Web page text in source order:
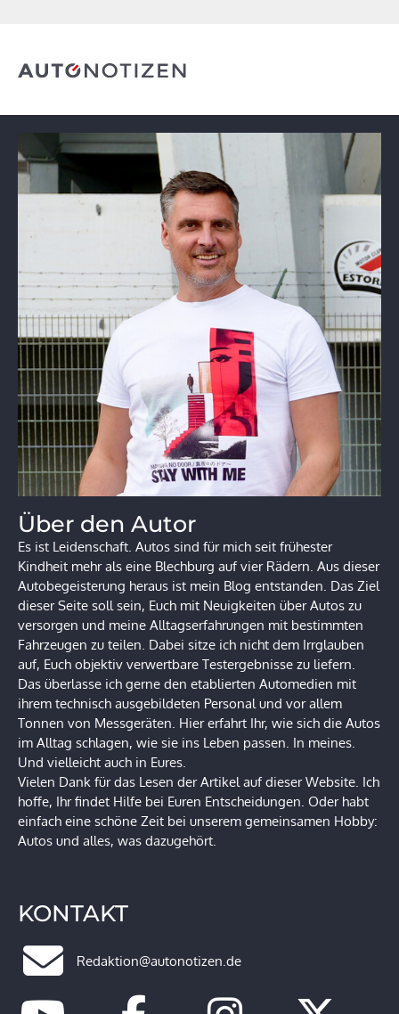
Über den Autor
Es ist Leidenschaft. Autos sind für mich seit frühester
Kindheit mehr als eine Blechburg auf vier Rädern. Aus dieser
Autobegeisterung heraus ist mein Blog entstanden. Das Ziel
dieser Seite soll sein, Euch mit Neuigkeiten über Autos zu
versorgen und meine Alltagserfahrungen mit bestimmten
Fahrzeugen zu teilen. Dabei sitze ich nicht dem Irrglauben
auf, Euch objektiv verwertbare Testergebnisse zu liefern.
Das überlasse ich gerne den etablierten Automedien mit
ihrem technisch ausgebildeten Personal und vor allem
Tonnen von Messgeräten. Hier erfahrt Ihr, wie sich die Autos
im Alltag schlagen, wie sie ins Leben passen. In meines.
Und vielleicht auch in Eures.
Vielen Dank für das Lesen der Artikel auf dieser Website. Ich
hoffe, Ihr findet Hilfe bei Euren Entscheidungen. Oder habt
einfach eine schöne Zeit bei unserem gemeinsamen Hobby:
Autos und alles, was dazugehört.
KONTAKT
Redaktion@autonotizen.de